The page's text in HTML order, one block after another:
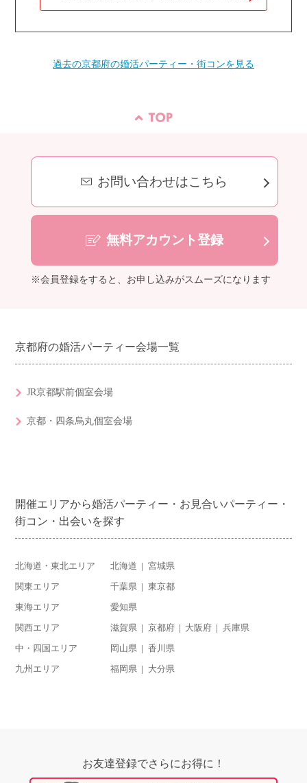
過去の京都府の婚活パーティー・街コンを見る
お問い合わせはこちら
無料アカウント登録
※会員登録をすると、お申し込みがスムーズになります
京都府の婚活パーティー会場一覧
JR京都駅前個室会場
京都・四条烏丸個室会場
開催エリアから婚活パーティー・お見合いパーティー・
街コン・出会いを探す
北海道・東北エリア 北海道 宮城県
関東エリア 千葉県 東京都
東海エリア 愛知県
関西エリア 滋賀県 京都府 大阪府 兵庫県
中・四国エリア 岡山県 香川県
九州エリア 福岡県 大分県
お友達登録でさらにお得に！